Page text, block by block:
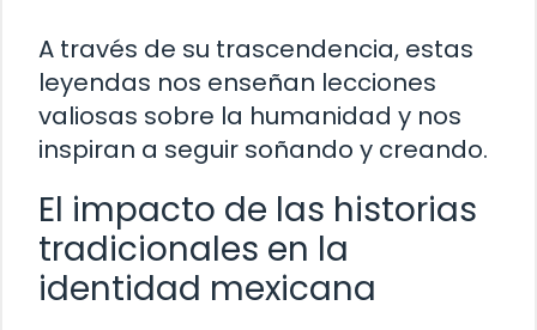
A través de su trascendencia, estas
leyendas nos enseñan lecciones
valiosas sobre la humanidad y nos
inspiran a seguir soñando y creando.
El impacto de las historias
tradicionales en la
identidad mexicana